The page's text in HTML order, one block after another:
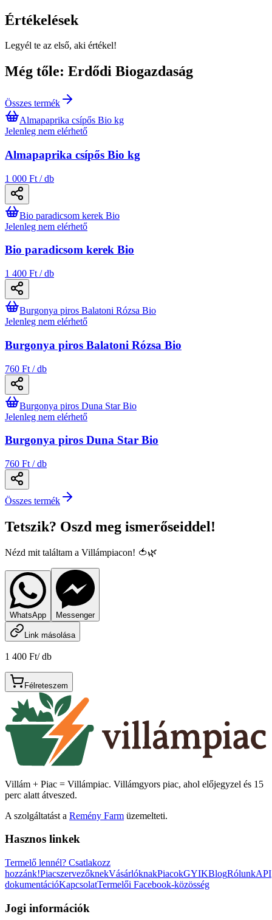
Értékelések
Legyél te az első, aki értékel!
Még tőle: Erdődi Biogazdaság
Összes termék
Almapaprika csípős Bio kg
Jelenleg nem elérhető
Almapaprika csípős Bio kg
1 000 Ft / db
Bio paradicsom kerek Bio
Jelenleg nem elérhető
Bio paradicsom kerek Bio
1 400 Ft / db
Burgonya piros Balatoni Rózsa Bio
Jelenleg nem elérhető
Burgonya piros Balatoni Rózsa Bio
760 Ft / db
Burgonya piros Duna Star Bio
Jelenleg nem elérhető
Burgonya piros Duna Star Bio
760 Ft / db
Összes termék
Tetszik? Oszd meg ismerőseiddel!
Nézd mit találtam a Villámpiacon! 🍅🌿
WhatsApp Messenger
Link másolása
1 400 Ft/db
Félreteszem
Villám + Piac = Villámpiac. Villámgyors piac, ahol előjegyzel és 15
perc alatt átveszed.
A szolgáltatást a Remény Farm üzemelteti.
Hasznos linkek
Termelő lennél? Csatlakozz
hozzánk!PiacszervezőknekVásárlóknakPiacokGYIKBlogRólunkAPI
dokumentációKapcsolatTermelői Facebook-közösség
Jogi információk